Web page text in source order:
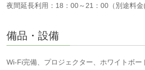
夜間延長利用：18：00～21：00（別途料金
備品・設備
Wi-Fi完備、プロジェクター、ホワイトボー